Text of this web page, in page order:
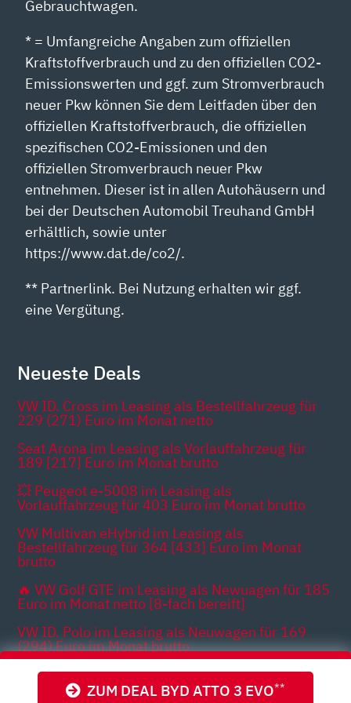
ZUM DEAL BYD ATTO 3 EVO**
Gebrauchtwagen.
* = Umfangreiche Angaben zum offiziellen
Kraftstoffverbrauch und zu den offiziellen CO2-
Emissionswerten und ggf. zum Stromverbrauch
neuer Pkw können Sie dem Leitfaden über den
offiziellen Kraftstoffverbrauch, die offiziellen
spezifischen CO2-Emissionen und den
offiziellen Stromverbrauch neuer Pkw
entnehmen. Dieser ist in allen Autohäusern und
bei der Deutschen Automobil Treuhand GmbH
erhältlich, sowie unter
https://www.dat.de/co2/.
** Partnerlink. Bei Nutzung erhalten wir ggf.
eine Vergütung.
Neueste Deals
VW ID. Cross im Leasing als Bestellfahrzeug für
229 (271) Euro im Monat netto
Seat Arona im Leasing als Vorlauffahrzeug für
189 [217] Euro im Monat brutto
💥 Peugeot e-5008 im Leasing als
Vorlauffahrzeug für 403 Euro im Monat brutto
VW Multivan eHybrid im Leasing als
Bestellfahrzeug für 364 [433] Euro im Monat
brutto
🔥 VW Golf GTE im Leasing als Newuagen für 185
Euro im Monat netto [8-fach bereift]
VW ID. Polo im Leasing als Neuwagen für 169
(294) Euro im Monat brutto